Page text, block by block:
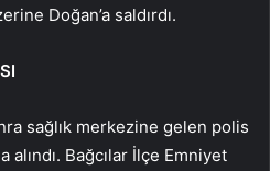
Doğan’a saldırdı.
sağlık merkezine gelen polis
alındı. Bağcılar İlçe Emniyet